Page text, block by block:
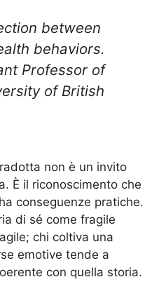
between
behaviors.
Professor of
of British
non è un invito
È il riconoscimento che
conseguenze pratiche.
di sé come fragile
chi coltiva una
emotive tende a
con quella storia.